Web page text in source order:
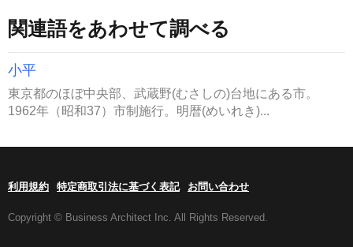
関連語をあわせて調べる
小平
東京都のほぼ中央部、武蔵野(むさしの)台地にある市。
1962年（昭和37）市制施行。明暦(めいれき)...
利用規約 特定商取引法に基づく表記 お問い合わせ
Copyright © Business Architect Inc. All Rights Reserved.